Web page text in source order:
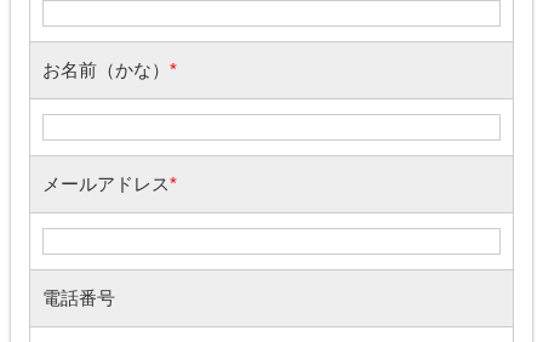
お名前（かな） *
メールアドレス*
電話番号